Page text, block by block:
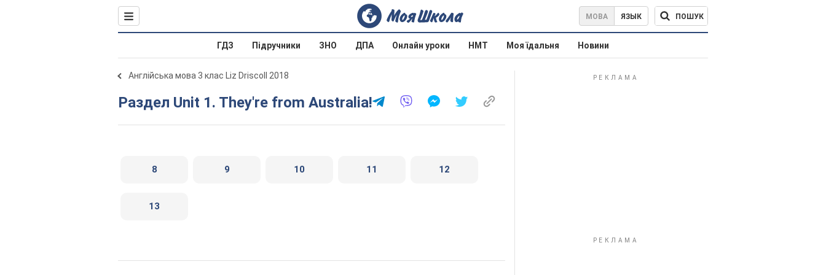
МОВА ЯЗЫК ПОШУК
ГДЗ Підручники ЗНО ДПА Онлайн уроки НМТ Моя їдальня Новини
Англійська мова 3 клас Liz Driscoll 2018
Раздел Unit 1. They're from Australia!
8 9 10 11 12
13